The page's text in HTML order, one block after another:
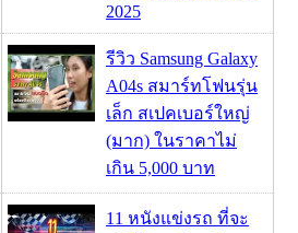
2025
รีวิว Samsung Galaxy
A04s สมาร์ทโฟนรุ่น
เล็ก สเปคเบอร์ใหญ่
(มาก) ในราคาไม่
เกิน 5,000 บาท
11 หนังแข่งรถ ที่จะ